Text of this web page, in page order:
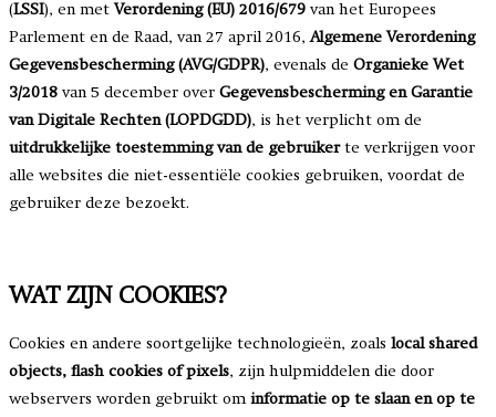
(LSSI), en met Verordening (EU) 2016/679 van het Europees
Parlement en de Raad, van 27 april 2016, Algemene Verordening
Gegevensbescherming (AVG/GDPR), evenals de Organieke Wet
3/2018 van 5 december over Gegevensbescherming en Garantie
van Digitale Rechten (LOPDGDD), is het verplicht om de
uitdrukkelijke toestemming van de gebruikerte verkrijgen voor
alle websites die niet-essentiële cookies gebruiken, voordat de
gebruiker deze bezoekt.
WAT ZIJN COOKIES?
Cookies en andere soortgelijke technologieën, zoals local shared
objects, flash cookies of pixels, zijn hulpmiddelen die door
webservers worden gebruikt om informatie op te slaan en op te